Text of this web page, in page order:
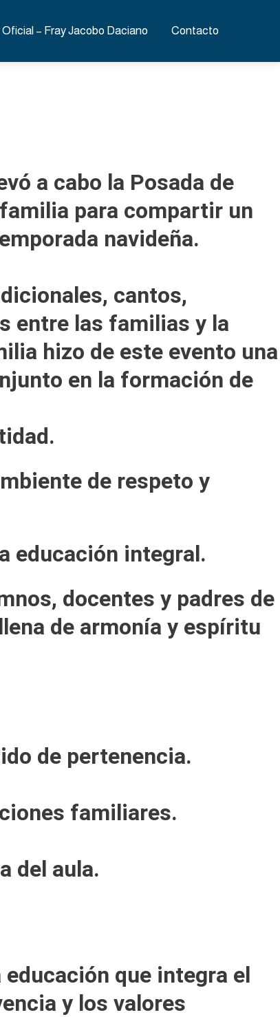
– Fray Jacobo Daciano Contacto
a cabo la Posada de
para compartir un
navideña.
cantos,
entre las familias y la
hizo de este evento una
en la formación de
de respeto y
educación integral.
docentes y padres de
de armonía y espíritu
de pertenencia.
familiares.
del aula.
que integra el
y los valores